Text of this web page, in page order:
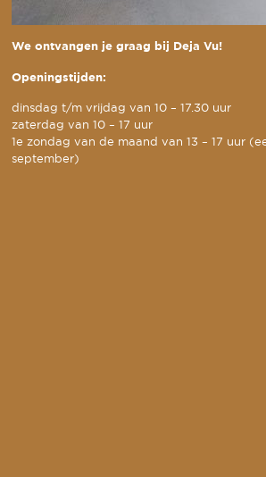
We ontvangen je graag bij Deja Vu!
Openingstijden:
dinsdag t/m vrijdag van 10 – 17.30 uur
zaterdag van 10 – 17 uur
1e zondag van de maand van 13 – 17 uur
september)